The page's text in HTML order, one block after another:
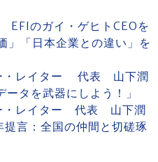
EFIのガイ・ゲヒトCEOを
「日本企業との違い」を
・レイター 代表 山下潤
タを武器にしよう！」
・レイター 代表 山下潤
言：全国の仲間と切磋琢